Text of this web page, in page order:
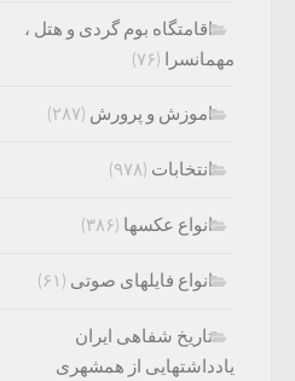
اقامتگاه بوم گردی و هتل ،
مهمانسرا (۷۶)
اموزش و پرورش (۲۸۷)
انتخابات (۹۷۸)
انواع عکسها (۳۸۶)
انواع فایلهای صوتی (۶۱)
تاریخ شفاهی ایران
یادداشتهایی از همشهری